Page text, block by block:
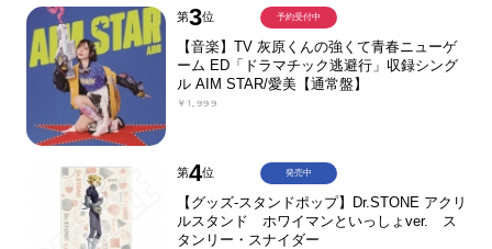
第3位
【音楽】TV 灰原くんの強くて青春ニューゲ
ーム ED「ドラマチック逃避行」収録シング
ル AIM STAR/愛美【通常盤】
￥1,999
予約受付中
第4位
【グッズ-スタンドポップ】Dr.STONE アクリ
ルスタンド ホワイマンといっしょver. ス
タンリー・スナイダー
発売中